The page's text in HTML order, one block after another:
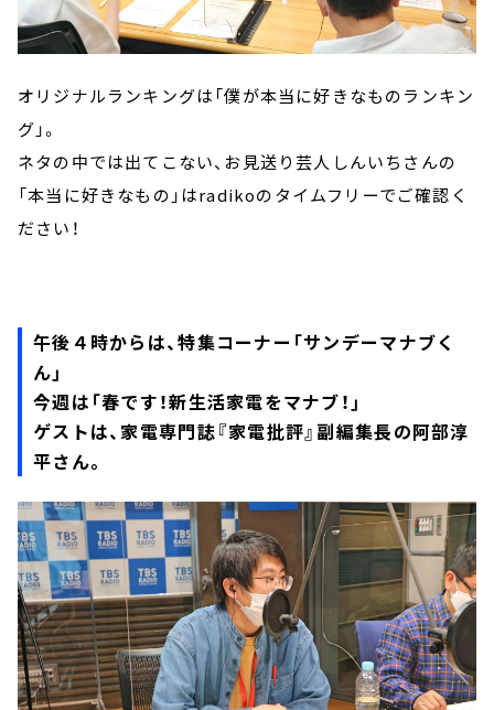
オリジナルランキングは「僕が本当に好きなものランキン
グ」。
ネタの中では出てこない、お見送り芸人しんいちさんの
「本当に好きなもの」はradikoのタイムフリーでご確認く
ださい！
午後４時からは、特集コーナー「サンデーマナブく
ん」
今週は「春です！新生活家電をマナブ！」
ゲストは、家電専門誌『家電批評』副編集長の阿部淳
平さん。